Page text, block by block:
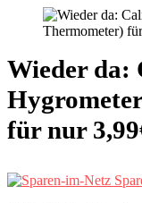
Wieder da:
für nur